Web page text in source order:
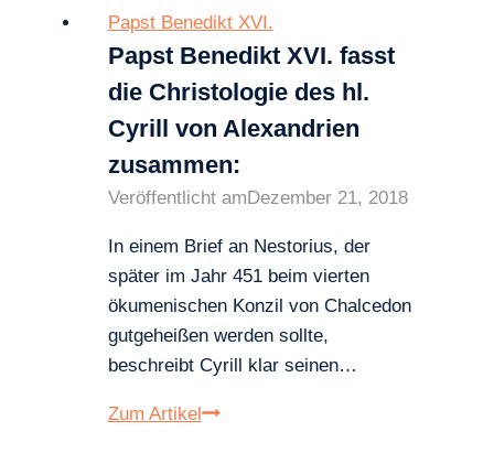
stets
das
Wort
des
Evangeliums
Vernunftgründen
rechtfertigen
können
Papst Benedikt XVI.
Papst Benedikt XVI. fasst
die Christologie des hl.
Cyrill von Alexandrien
zusammen:
Veröffentlicht amDezember 21, 2018
In einem Brief an Nestorius, der
später im Jahr 451 beim vierten
ökumenischen Konzil von Chalcedon
gutgeheißen werden sollte,
beschreibt Cyrill klar seinen…
Zum ArtikelPapst